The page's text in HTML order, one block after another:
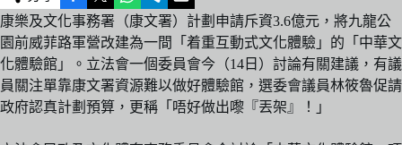
康樂及文化事務署（康文署）計劃申請斥資3.6億元，將九龍公
園前威菲路軍營改建為一間「着重互動式文化體驗」的「中華文
化體驗館」。立法會一個委員會今（14日）討論有關建議，有議
員關注單靠康文署資源難以做好體驗館，選委會議員林筱魯促請
政府認真計劃預算，更稱「唔好做出嚟『丟架』！」